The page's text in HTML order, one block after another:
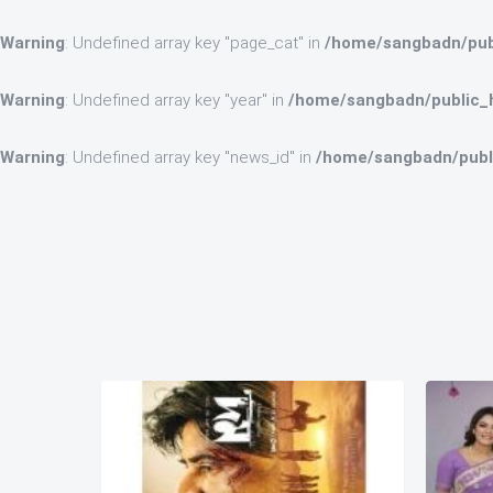
Warning: Undefined array key "page_cat" in /home/sangbadn/
Warning: Undefined array key "year" in /home/sangbadn/
Warning: Undefined array key "news_id" in /home/sangbadn/